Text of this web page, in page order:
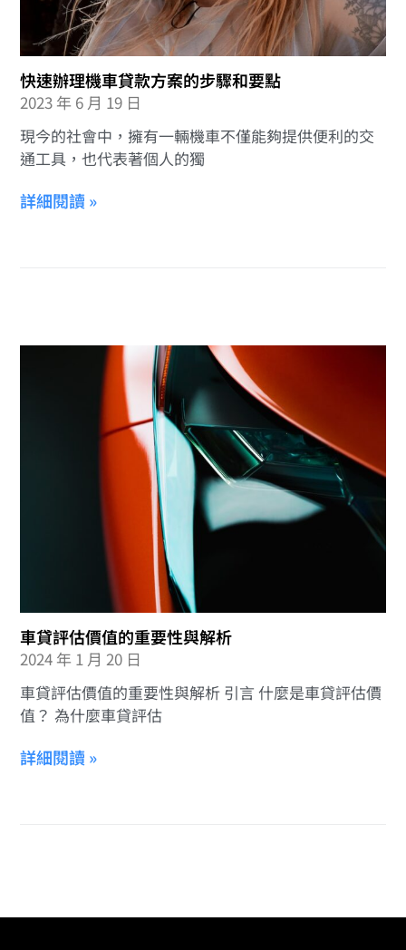
快速辦理機車貸款方案的步驟和要點
2023 年 6 月 19 日
現今的社會中，擁有一輛機車不僅能夠提供便利的交
通工具，也代表著個人的獨
詳細閱讀 »
車貸評估價值的重要性與解析
2024 年 1 月 20 日
車貸評估價值的重要性與解析 引言 什麼是車貸評估價
值？ 為什麼車貸評估
詳細閱讀 »